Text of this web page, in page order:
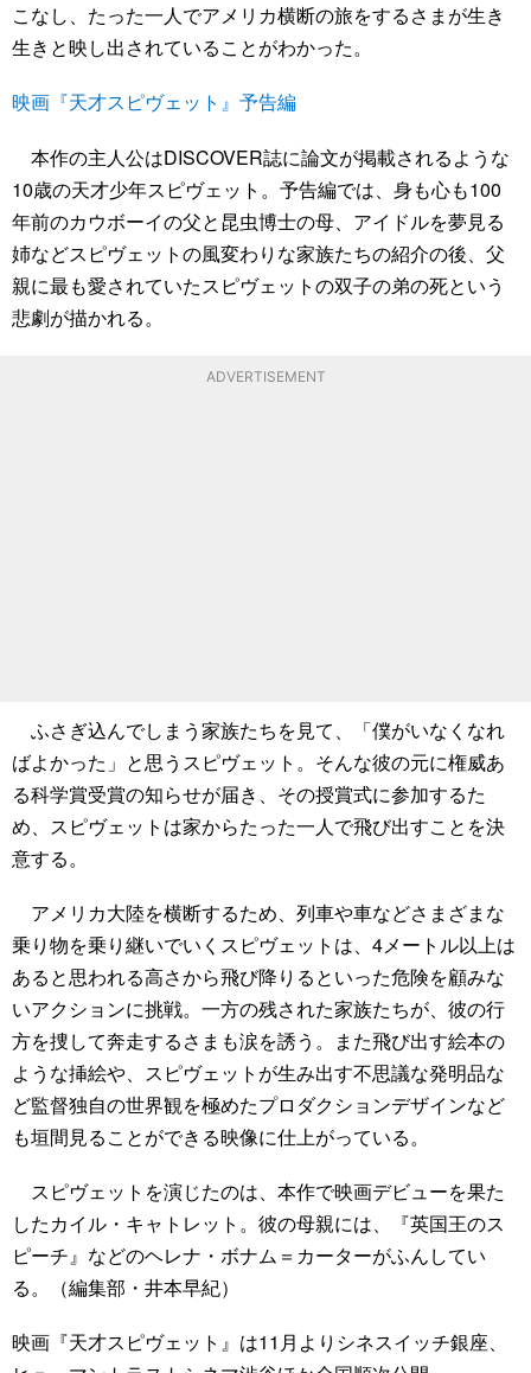
こなし、たった一人でアメリカ横断の旅をするさまが生き
生きと映し出されていることがわかった。
映画『天才スピヴェット』予告編
本作の主人公はDISCOVER誌に論文が掲載されるような
10歳の天才少年スピヴェット。予告編では、身も心も100
年前のカウボーイの父と昆虫博士の母、アイドルを夢見る
姉などスピヴェットの風変わりな家族たちの紹介の後、父
親に最も愛されていたスピヴェットの双子の弟の死という
悲劇が描かれる。
ADVERTISEMENT
ふさぎ込んでしまう家族たちを見て、「僕がいなくなれ
ばよかった」と思うスピヴェット。そんな彼の元に権威あ
る科学賞受賞の知らせが届き、その授賞式に参加するた
め、スピヴェットは家からたった一人で飛び出すことを決
意する。
アメリカ大陸を横断するため、列車や車などさまざまな
乗り物を乗り継いでいくスピヴェットは、4メートル以上は
あると思われる高さから飛び降りるといった危険を顧みな
いアクションに挑戦。一方の残された家族たちが、彼の行
方を捜して奔走するさまも涙を誘う。また飛び出す絵本の
ような挿絵や、スピヴェットが生み出す不思議な発明品な
ど監督独自の世界観を極めたプロダクションデザインなど
も垣間見ることができる映像に仕上がっている。
スピヴェットを演じたのは、本作で映画デビューを果た
したカイル・キャトレット。彼の母親には、『英国王のス
ピーチ』などのヘレナ・ボナム＝カーターがふんしてい
る。（編集部・井本早紀）
映画『天才スピヴェット』は11月よりシネスイッチ銀座、